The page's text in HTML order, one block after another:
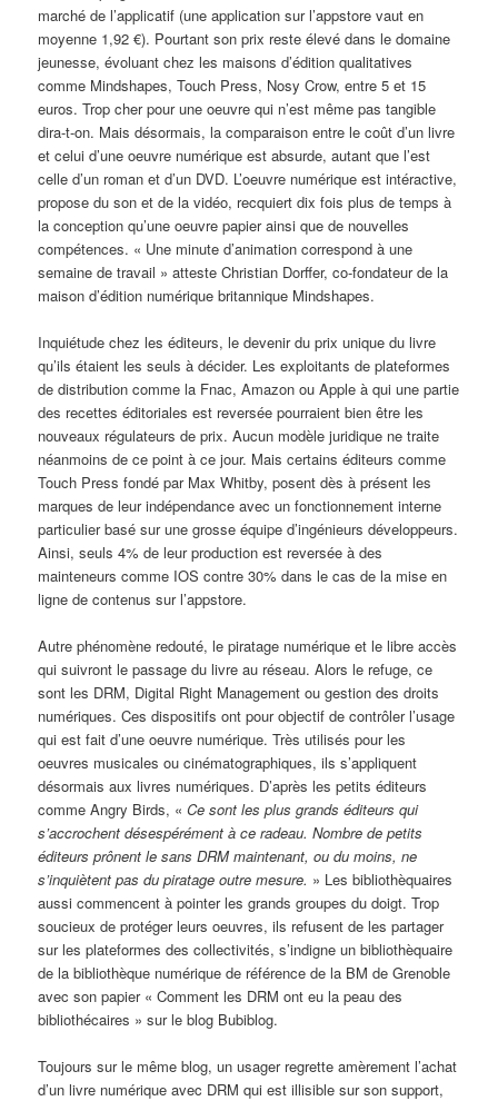
marché de l’applicatif (une application sur l’appstore vaut en
moyenne 1,92 €). Pourtant son prix reste élevé dans le domaine
jeunesse, évoluant chez les maisons d’édition qualitatives
comme Mindshapes, Touch Press, Nosy Crow, entre 5 et 15
euros. Trop cher pour une oeuvre qui n’est même pas tangible
dira-t-on. Mais désormais, la comparaison entre le coût d’un livre
et celui d’une oeuvre numérique est absurde, autant que l’est
celle d’un roman et d’un DVD. L’oeuvre numérique est intéractive,
propose du son et de la vidéo, recquiert dix fois plus de temps à
la conception qu’une oeuvre papier ainsi que de nouvelles
compétences. « Une minute d’animation correspond à une
semaine de travail » atteste Christian Dorffer, co-fondateur de la
maison d’édition numérique britannique Mindshapes.
Inquiétude chez les éditeurs, le devenir du prix unique du livre
qu’ils étaient les seuls à décider. Les exploitants de plateformes
de distribution comme la Fnac, Amazon ou Apple à qui une partie
des recettes éditoriales est reversée pourraient bien être les
nouveaux régulateurs de prix. Aucun modèle juridique ne traite
néanmoins de ce point à ce jour. Mais certains éditeurs comme
Touch Press fondé par Max Whitby, posent dès à présent les
marques de leur indépendance avec un fonctionnement interne
particulier basé sur une grosse équipe d’ingénieurs développeurs.
Ainsi, seuls 4% de leur production est reversée à des
mainteneurs comme IOS contre 30% dans le cas de la mise en
ligne de contenus sur l’appstore.
Autre phénomène redouté, le piratage numérique et le libre accès
qui suivront le passage du livre au réseau. Alors le refuge, ce
sont les DRM, Digital Right Management ou gestion des droits
numériques. Ces dispositifs ont pour objectif de contrôler l’usage
qui est fait d’une oeuvre numérique. Très utilisés pour les
oeuvres musicales ou cinématographiques, ils s’appliquent
désormais aux livres numériques. D’après les petits éditeurs
comme Angry Birds, «Ce sont les plus grands éditeurs qui
s’accrochent désespérément à ce radeau. Nombre de petits
éditeurs prônent le sans DRM maintenant, ou du moins, ne
s’inquiètent pas du piratage outre mesure. » Les bibliothèquaires
aussi commencent à pointer les grands groupes du doigt. Trop
soucieux de protéger leurs oeuvres, ils refusent de les partager
sur les plateformes des collectivités, s’indigne un bibliothèquaire
de la bibliothèque numérique de référence de la BM de Grenoble
avec son papier « Comment les DRM ont eu la peau des
bibliothécaires » sur le blog Bubiblog.
Toujours sur le même blog, un usager regrette amèrement l’achat
d’un livre numérique avec DRM qui est illisible sur son support,